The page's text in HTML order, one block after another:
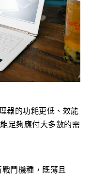
器的功耗更低、效能
足夠應付大多數的需
鬥機種，既薄且